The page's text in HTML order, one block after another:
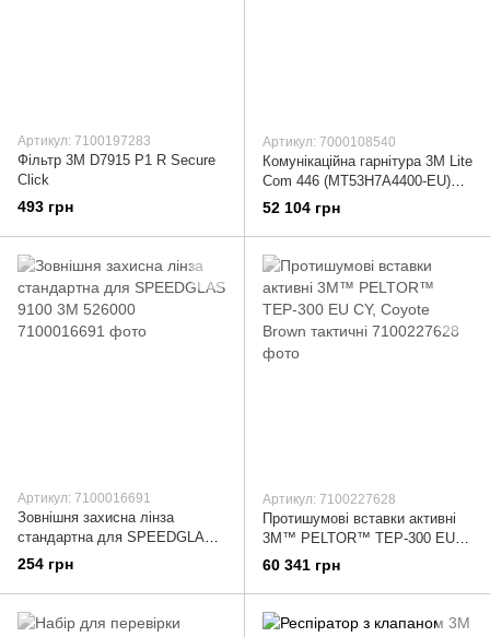
Артикул: 7100197283
Фільтр 3М D7915 P1 R Secure
Click
493 грн
Артикул: 7000108540
Комунікаційна гарнітура 3М Lite
Com 446 (MT53H7A4400-EU)
SNR 32дБ
52 104 грн
Артикул: 7100016691
Зовнішня захисна лінза
стандартна для SPEEDGLAS
9100 3М 526000
254 грн
Артикул: 7100227628
Протишумові вставки активні
3M™ PELTOR™ TEP-300 EU
CY, Coyote Brown тактичні
60 341 грн